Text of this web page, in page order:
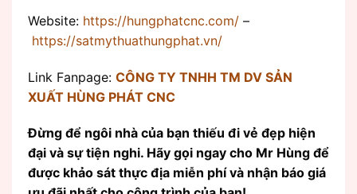
Website: https://hungphatcnc.com/ –
https://satmythuathungphat.vn/
Link Fanpage: CÔNG TY TNHH TM DV SẢN
XUẤT HÙNG PHÁT CNC
Đừng để ngôi nhà của bạn thiếu đi vẻ đẹp hiện
đại và sự tiện nghi. Hãy gọi ngay cho Mr Hùng để
được khảo sát thực địa miễn phí và nhận báo giá